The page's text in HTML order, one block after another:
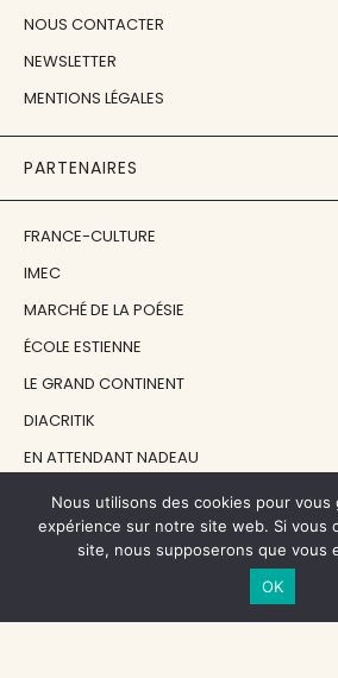
NOUS CONTACTER
NEWSLETTER
MENTIONS LÉGALES
PARTENAIRES
FRANCE-CULTURE
IMEC
MARCHÉ DE LA POÉSIE
ÉCOLE ESTIENNE
LE GRAND CONTINENT
DIACRITIK
EN ATTENDANT NADEAU
NOS SOUTIENS
Nous utilisons des cookies pour vous
expérience sur notre site web. Si vous
site, nous supposerons que vous
OK